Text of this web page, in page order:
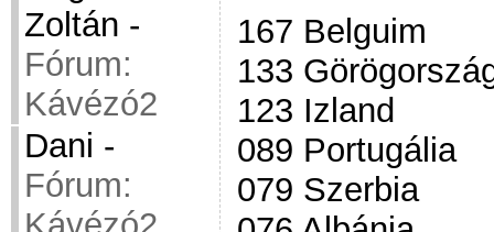
Zoltán -
Fórum:
Kávézó2
Dani -
Fórum:
167 Belguim
133
123 Izland
089 Portugália
079 Szerbia